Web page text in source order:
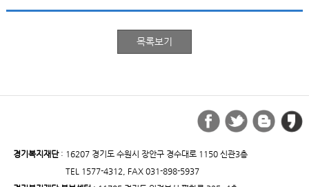
경기복지재단: 16207 경기도 수원시 장안구 경수대로 1150 신관3층
TEL 1577-4312, FAX 031-898-5937